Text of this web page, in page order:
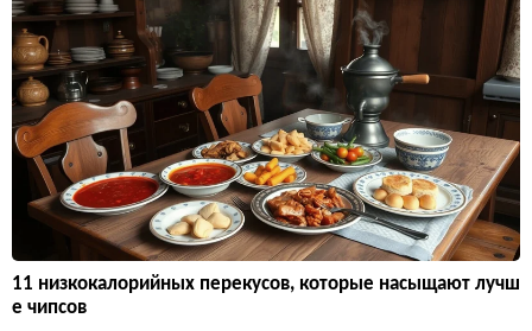
11 низкокалорийных перекусов, которые насыщают лучш
е чипсов